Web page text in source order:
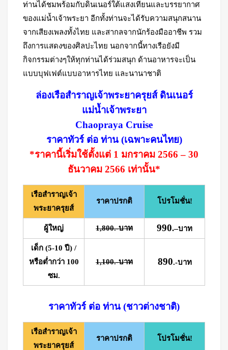
ท่านได้ชมพร้อมกับดินเนอร์ใต้แสงเทียนและบรรยากาศ
ของแม่น้ำเจ้าพระยา อีกทั้งท่านจะได้รับความสนุกสนาน
จากเสียงเพลงทั้งไทย และสากลจากนักร้องมืออาชีพ รวม
ถึงการแสดงของศิลปะไทย นอกจากนี้ทางเรือยังมี
กิจกรรมต่างๆให้ทุกท่านได้ร่วมสนุก ด้านอาหารจะเป็น
แบบบุฟเฟต์แบบอาหารไทย และนานาชาติ
ล่องเรือสำราญเจ้าพระยาครุยส์ ดินเนอร์
แม่น้ำเจ้าพระยา
Chaopraya Cruise
ราคาทัวร์ ต่อ ท่าน (เฉพาะคนไทย)
*ราคานี้เริ่มใช้ตั้งแต่ 1 มกราคม 2566 – 30
ธันวาคม 2566 เท่านั้น*
เรือสำราญเจ้า
พระยาครุยส์
ราคาปรกติ โปรโมชั่น!
ผู้ใหญ่ 1,800.-บาท 990.–บาท
เด็ก (5-10 ปี) /
หรือต่ำกว่า 100
ซม.
1,100.-บาท 890.-บาท
ราคาทัวร์ ต่อ ท่าน (ชาวต่างชาติ)
เรือสำราญเจ้า
พระยาครุยส์
ราคาปรกติ โปรโมชั่น!